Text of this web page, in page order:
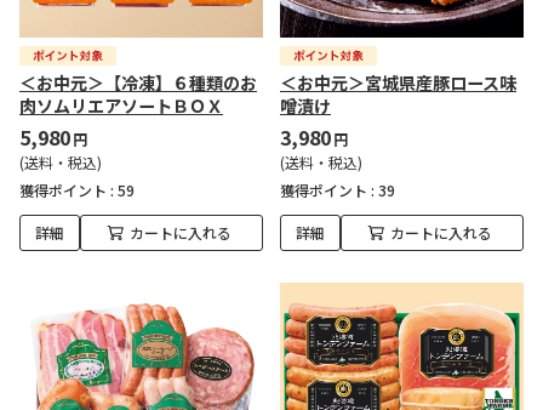
＜お中元＞【冷凍】６種類のお
肉ソムリエアソートＢＯＸ
5,980円
(送料・税込)
獲得ポイント : 59
詳細 カートに入れる
＜お中元＞宮城県産豚ロース味
噌漬け
3,980円
(送料・税込)
獲得ポイント : 39
詳細 カートに入れる